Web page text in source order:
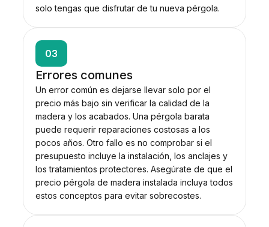
solo tengas que disfrutar de tu nueva pérgola.
03
Errores comunes
Un error común es dejarse llevar solo por el
precio más bajo sin verificar la calidad de la
madera y los acabados. Una pérgola barata
puede requerir reparaciones costosas a los
pocos años. Otro fallo es no comprobar si el
presupuesto incluye la instalación, los anclajes y
los tratamientos protectores. Asegúrate de que el
precio pérgola de madera instalada incluya todos
estos conceptos para evitar sobrecostes.